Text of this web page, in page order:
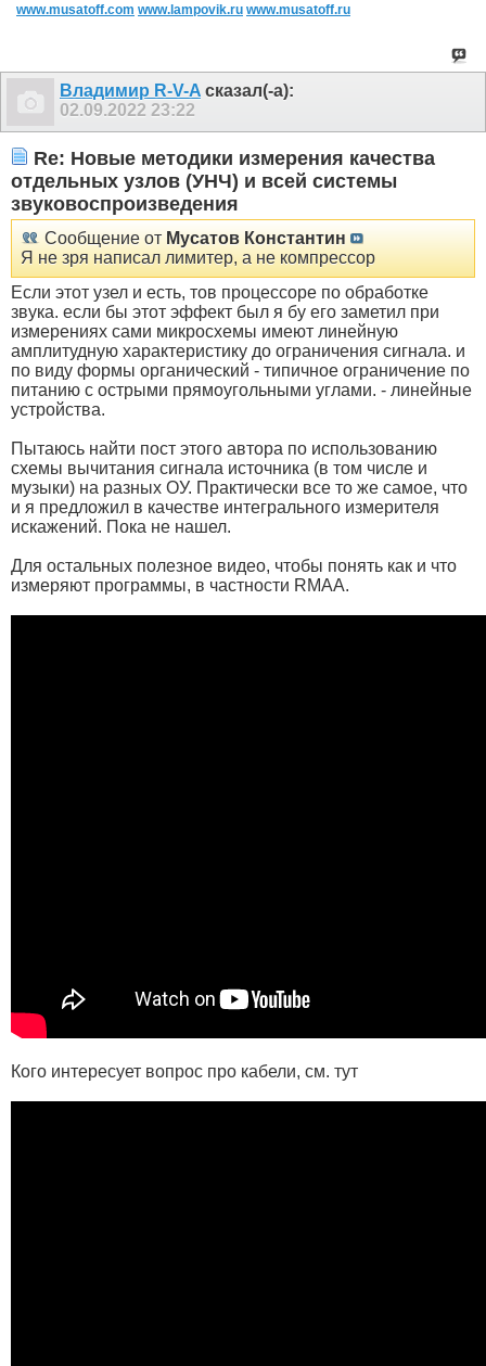
www.musatoff.com www.lampovik.ru www.musatoff.ru
Владимир R-V-A сказал(-а):
02.09.2022 23:22
Re: Новые методики измерения качества
отдельных узлов (УНЧ) и всей системы
звуковоспроизведения
Сообщение от Мусатов Константин
Я не зря написал лимитер, а не компрессор
Если этот узел и есть, тов процессоре по обработке
звука. если бы этот эффект был я бу его заметил при
измерениях сами микросхемы имеют линейную
амплитудную характеристику до ограничения сигнала. и
по виду формы органический - типичное ограничение по
питанию с острыми прямоугольными углами. - линейные
устройства.
Пытаюсь найти пост этого автора по использованию
схемы вычитания сигнала источника (в том числе и
музыки) на разных ОУ. Практически все то же самое, что
и я предложил в качестве интегрального измерителя
искажений. Пока не нашел.
Для остальных полезное видео, чтобы понять как и что
измеряют программы, в частности RMAA.
Кого интересует вопрос про кабели, см. тут